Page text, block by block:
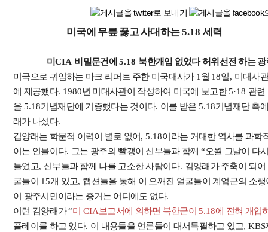
미국에 무릎 꿇고 사대하는5.18 세력
미CIA 비밀문건에5.18 북한개입 없었다 허위선전 하는 광
미국으로 귀임하는 마크 리퍼트 주한 미국대사가 1 월 18일, 미대사
에 제공했다. 1980년 미대사관이 작성하여 미국에 보고한5·18 관
을 5.18기념재단에 기증했다는 것이다. 이를 받은 5.18기념재단 측
래가 나섰다.
김양래는 학문적 이력이 별로 없어, 5.18이라는 거대한 역사를 과학
이는 인물이다. 그는 광주의 빨갱이 신부들과 함께 “오월 그날이 다
들었고, 신부들과 함께 나를 고소한 사람이다. 김양래가 주축이 되
굴들이 15개 있고, 캡션들을 통해 이 으깨진 얼굴들이 계엄군의 소
이 광주시민이라는 증거는 어디에도 없다.
이런 김양래가“미CIA보고서에 의하면 북한군이 5.18에 전혀 개입
플레이를 하고 있다. 이 내용들을 언론들이 대서특필하고 있고, KBS